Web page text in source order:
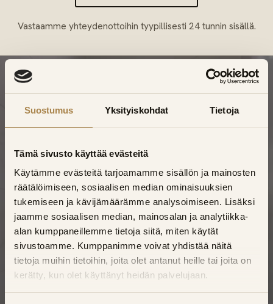
Suostumus Yksityiskohdat Tietoja
Tämä sivusto käyttää evästeitä
Käytämme evästeitä tarjoamamme sisällön ja mainosten
räätälöimiseen, sosiaalisen median ominaisuuksien
tukemiseen ja kävijämäärämme analysoimiseen. Lisäksi
jaamme sosiaalisen median, mainosalan ja analytiikka-
alan kumppaneillemme tietoja siitä, miten käytät
sivustoamme. Kumppanimme voivat yhdistää näitä
tietoja muihin tietoihin, joita olet antanut heille tai joita on
kerätty, kun olet käyttänyt heidän palvelujaan.
Vastaamme yhteydenottoihin tyypillisesti 24 tunnin sisällä.
TALOX TURKU
Laadukas
kylpyhuoneremontti
Pyhärannassa
Yksi vastuullinen tekijä, kiinteä hinta ja
sertifioidut vedeneristystyöt – suunnittelusta
loppusiivoukseen.